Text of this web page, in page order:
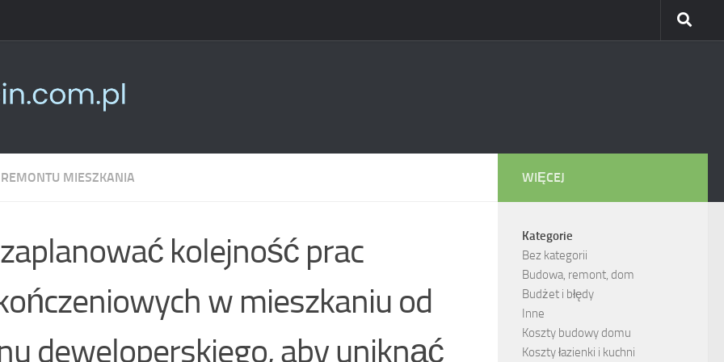
MIESZKANIA
zaplanować kolejność prac
w mieszkaniu od
deweloperskiego, aby uniknąć
WIĘCEJ
Kategorie
Bez kategorii
Budowa, remont, dom
Budżet i błędy
Inne
Koszty budowy domu
Koszty łazienki i kuchni